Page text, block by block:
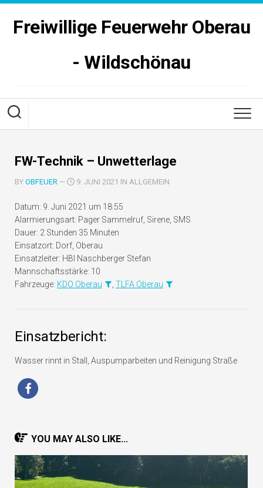
Skip
contentFreiwillige Feuerwehr Oberau
- Wildschönau
FW-Technik – Unwetterlage
BY OBFEUER — 9. JUNI 2021 IN ALLGEMEIN
Datum: 9. Juni 2021 um 18:55
Alarmierungsart: Pager Sammelruf, Sirene, SMS
Dauer: 2 Stunden 35 Minuten
Einsatzort: Dorf, Oberau
Einsatzleiter: HBI Naschberger Stefan
Mannschaftsstärke: 10
Fahrzeuge: KDO Oberau TLFA Oberau
Einsatzbericht:
Wasser rinnt in Stall, Auspumparbeiten und Reinigung Straße
YOU MAY ALSO LIKE...